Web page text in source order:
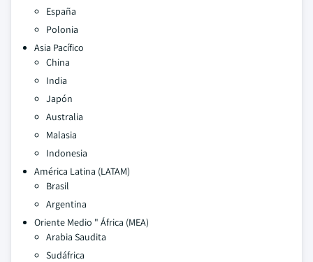
España
Polonia
Asia Pacífico
China
India
Japón
Australia
Malasia
Indonesia
América Latina (LATAM)
Brasil
Argentina
Oriente Medio " África (MEA)
Arabia Saudita
Sudáfrica